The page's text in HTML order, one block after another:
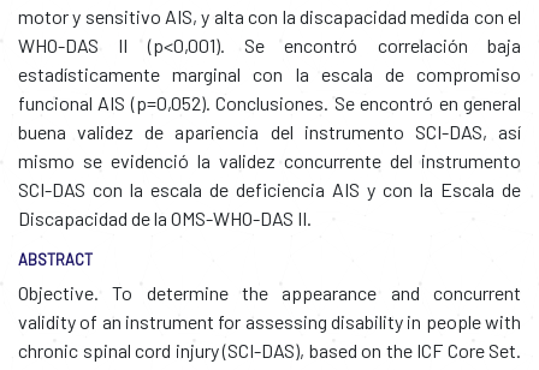
motor y sensitivo AIS, y alta con la discapacidad medida con el
WHO-DAS II (p<0,001). Se encontró correlación baja
estadísticamente marginal con la escala de compromiso
funcional AIS (p=0,052). Conclusiones. Se encontró en general
buena validez de apariencia del instrumento SCI-DAS, así
mismo se evidenció la validez concurrente del instrumento
SCI-DAS con la escala de deficiencia AIS y con la Escala de
Discapacidad de la OMS-WHO-DAS II.
ABSTRACT
Objective. To determine the appearance and concurrent
validity of an instrument for assessing disability in people with
chronic spinal cord injury (SCI-DAS), based on the ICF Core Set.